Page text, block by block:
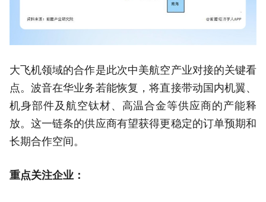
大飞机领域的合作是此次中美航空产业对接的关键看
点。波音在华业务若能恢复，将直接带动国内机翼、
机身部件及航空钛材、高温合金等供应商的产能释
放。这一链条的供应商有望获得更稳定的订单预期和
长期合作空间。
重点关注企业：